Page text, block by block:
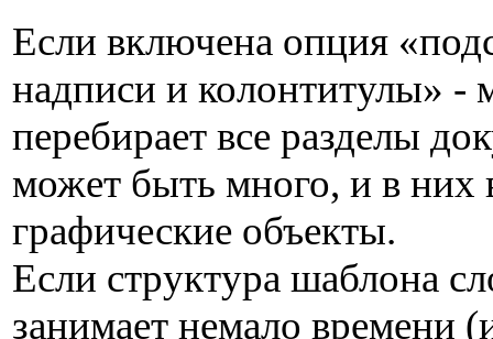
Если включена опция
надписи и колонтитулы» -
перебирает все разделы
может быть много, и в них
графические объекты.
Если структура шаблона
занимает немало времени